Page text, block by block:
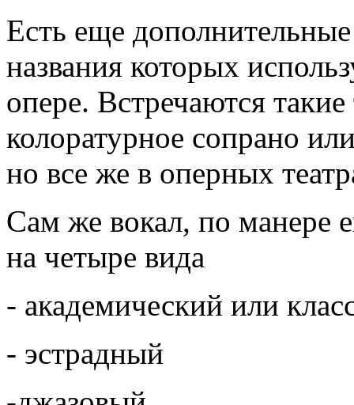
Есть еще
названия которых
опере. Встречаются
колоратурное сопрано
но все же в оперных
Сам же вокал, по манере
на четыре вида
- академический или
- эстрадный